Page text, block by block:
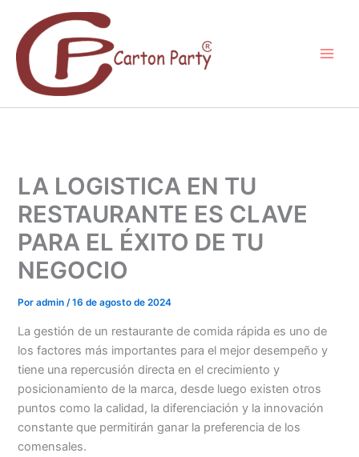
contenido
LA LOGISTICA EN TU
RESTAURANTE ES CLAVE
PARA EL ÉXITO DE TU
NEGOCIO
Poradmin/16 de agosto de 2024
La gestión de un restaurante de comida rápida es uno de
los factores más importantes para el mejor desempeño y
tiene una repercusión directa en el crecimiento y
posicionamiento de la marca, desde luego existen otros
puntos como la calidad, la diferenciación y la innovación
constante que permitirán ganar la preferencia de los
comensales.